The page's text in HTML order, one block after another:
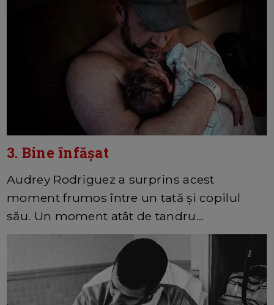
3. Bine înfășat
Audrey Rodriguez a surprins acest
moment frumos între un tată și copilul
său. Un moment atât de tandru...